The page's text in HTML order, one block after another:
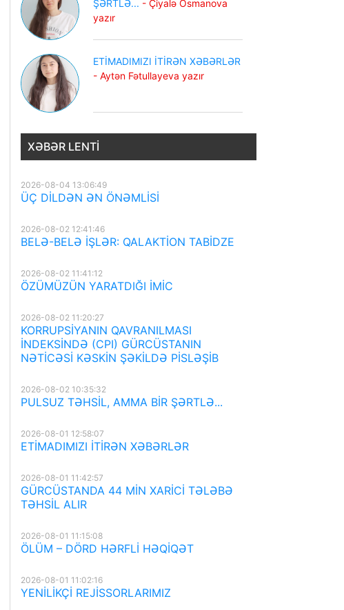
ŞƏRTLƏ... - Çiyalə Osmanova
yazır
ETİMADIMIZI İTİRƏN XƏBƏRLƏR
- Aytən Fətullayeva yazır
XƏBƏR LENTI
2026-08-04 13:06:49
ÜÇ DİLDƏN ƏN ÖNƏMLİSİ
2026-08-02 12:41:46
BELƏ-BELƏ İŞLƏR: QALAKTİON TABİDZE
2026-08-02 11:41:12
ÖZÜMÜZÜN YARATDIĞI İMİC
2026-08-02 11:20:27
KORRUPSİYANIN QAVRANILMASI
İNDEKSİNDƏ (CPI) GÜRCÜSTANIN
NƏTİCƏSİ KƏSKİN ŞƏKİLDƏ PİSLƏŞİB
2026-08-02 10:35:32
PULSUZ TƏHSİL, AMMA BİR ŞƏRTLƏ...
2026-08-01 12:58:07
ETİMADIMIZI İTİRƏN XƏBƏRLƏR
2026-08-01 11:42:57
GÜRCÜSTANDA 44 MİN XARİCİ TƏLƏBƏ
TƏHSİL ALIR
2026-08-01 11:15:08
ÖLÜM – DÖRD HƏRFLİ HƏQİQƏT
2026-08-01 11:02:16
YENİLİKÇİ REJİSSORLARIMIZ